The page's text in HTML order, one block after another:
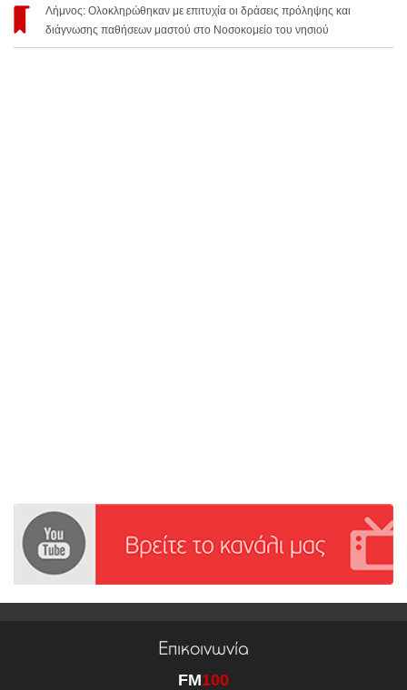
Λήμνος: Ολοκληρώθηκαν με επιτυχία οι δράσεις πρόληψης και
διάγνωσης παθήσεων μαστού στο Νοσοκομείο του νησιού
Επικοινωνία
FM100